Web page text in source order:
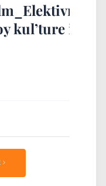
kul’ture i